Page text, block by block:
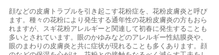
顔などの皮膚トラブルを引き起こす花粉症を、花粉皮膚炎と呼び
ます。種々の花粉により発生する通年性の花粉皮膚炎の方もおら
れますが、スギ花粉アレルギーと関連して初春に発生することも
多いとされています。眼のかゆみなどのアレルギー性結膜炎や、
眼のまわりの皮膚炎と共に症状が現れることも多くあります。顔